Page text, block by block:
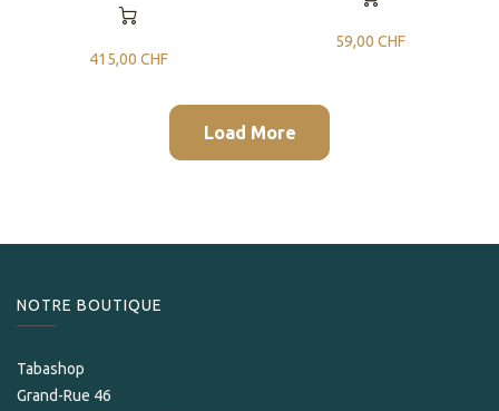
415,00 CHF
59,00 CHF
Load More
NOTRE BOUTIQUE
Tabashop
Grand-Rue 46